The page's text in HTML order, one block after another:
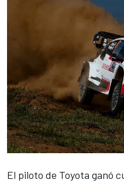
El piloto de Toyota ganó